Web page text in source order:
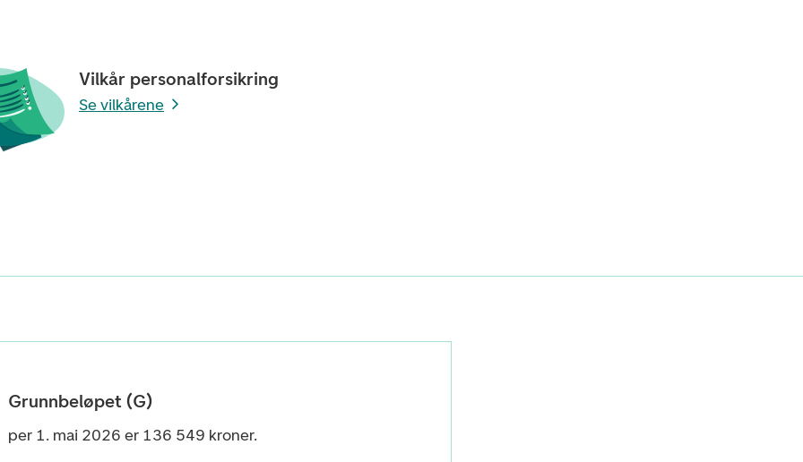
Vilkår personalforsikring
Se vilkårene
Grunnbeløpet (G)
per 1. mai 2026 er 136 549 kroner.